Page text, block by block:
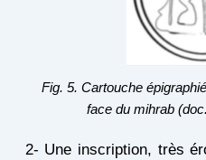
Fig. 5. Cartouche
face du mihrab
2- Une inscription, très